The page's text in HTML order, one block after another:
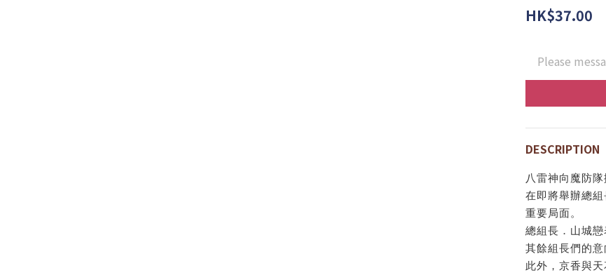
HK$37.00
Please
DESCRIPTION
八雷神向魔防
在即將舉辦總
重要局面。
總組長．山城
其餘組長們的
此外，京香與